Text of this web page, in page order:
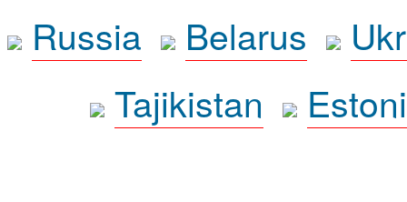
Russia
Belarus
Tajikistan